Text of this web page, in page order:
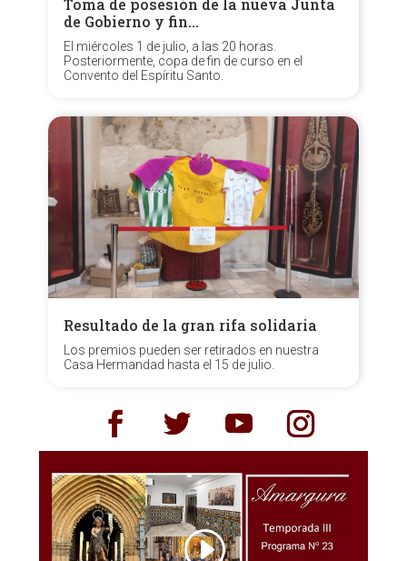
Toma de posesión de la nueva Junta
de Gobierno y fin…
El miércoles 1 de julio, a las 20 horas.
Posteriormente, copa de fin de curso en el
Convento del Espíritu Santo.
Resultado de la gran rifa solidaria
Los premios pueden ser retirados en nuestra
Casa Hermandad hasta el 15 de julio.